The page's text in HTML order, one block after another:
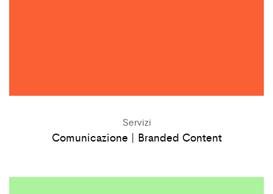
Servizi
Comunicazione | Branded Content